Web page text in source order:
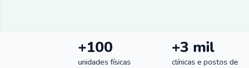
+100
unidades físicas
+3 mil
clínicas e postos de